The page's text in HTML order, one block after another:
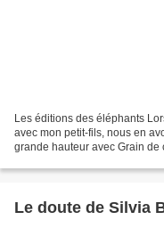
Les éditions des éléphants
avec mon petit-fils, nous en
grande hauteur avec Grain de
Le doute de Silvia